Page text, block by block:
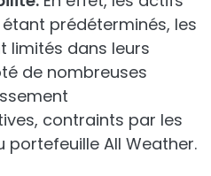
prédéterminés, les
limités dans leurs
de nombreuses
contraints par les
All Weather.